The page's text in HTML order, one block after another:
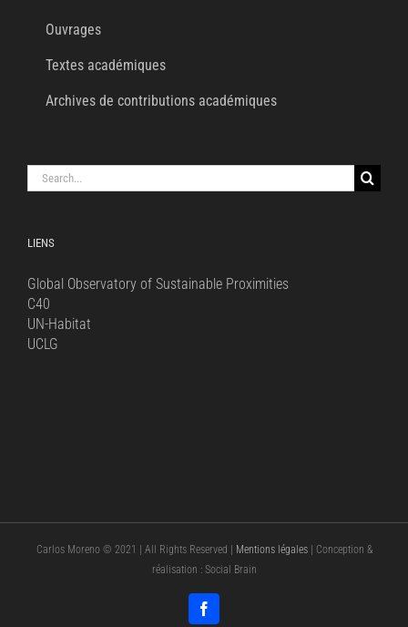
Ouvrages
Textes académiques
Archives de contributions académiques
Search
for:
LIENS
Global Observatory of Sustainable Proximities
C40
UN-Habitat
UCLG
Carlos Moreno © 2021 | All Rights Reserved | Mentions légales| Conception &
réalisation : Social Brain